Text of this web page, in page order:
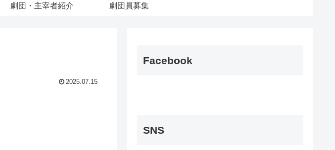
劇団・主宰者紹介 劇団員募集
2025.07.15
Facebook
SNS